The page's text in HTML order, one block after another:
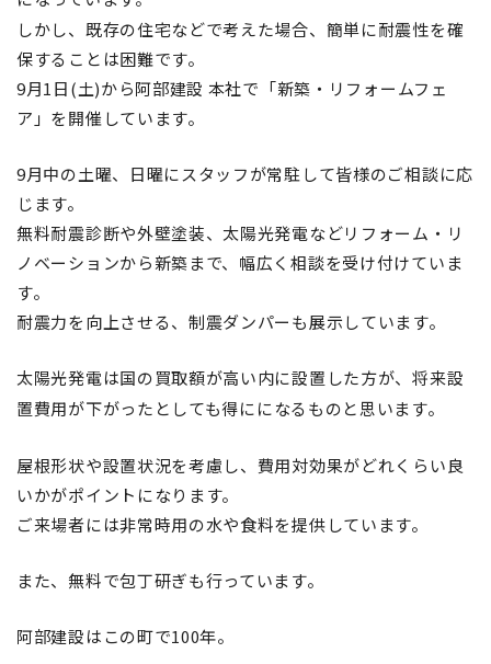
しかし、既存の住宅などで考えた場合、簡単に耐震性を確
保することは困難です。
9月1日(土)から阿部建設 本社で「新築・リフォームフェ
ア」を開催しています。
9月中の土曜、日曜にスタッフが常駐して皆様のご相談に応
じます。
無料耐震診断や外壁塗装、太陽光発電などリフォーム・リ
ノベーションから新築まで、幅広く相談を受け付けていま
す。
耐震力を向上させる、制震ダンパーも展示しています。
太陽光発電は国の買取額が高い内に設置した方が、将来設
置費用が下がったとしても得にになるものと思います。
屋根形状や設置状況を考慮し、費用対効果がどれくらい良
いかがポイントになります。
ご来場者には非常時用の水や食料を提供しています。
また、無料で包丁研ぎも行っています。
阿部建設はこの町で100年。